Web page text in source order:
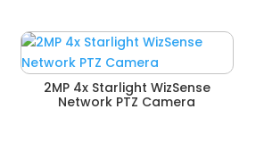
2MP 4x Starlight WizSense
Network PTZ Camera